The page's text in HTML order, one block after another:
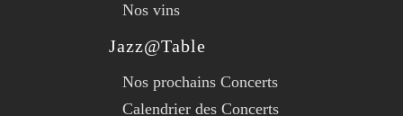
Nos vins
Jazz@Table
Nos prochains Concerts
Calendrier des Concerts